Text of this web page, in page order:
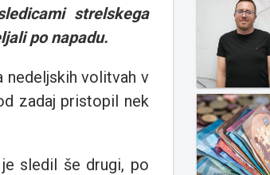
strelskega
po napadu.
nedeljskih volitvah v
zadaj pristopil nek
sledil še drugi, po